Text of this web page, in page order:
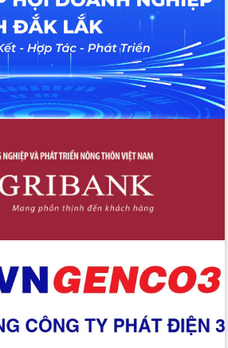
nghiệp
thôn
nông
phá
liệu đất
tiến
tại Đắk
tác
tử
sản
khai